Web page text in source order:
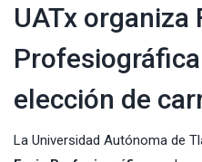
UATx organiza
elección de
La Universidad Autónoma de